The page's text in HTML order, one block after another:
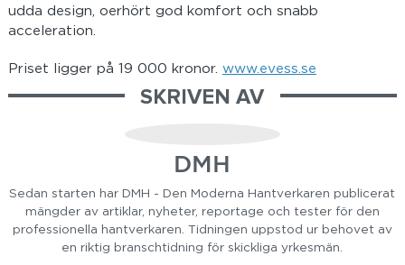
udda design, oerhört god komfort och snabb
acceleration.
Priset ligger på 19 000 kronor. www.evess.se
SKRIVEN AV
DMH
Sedan starten har DMH - Den Moderna Hantverkaren publicerat
mängder av artiklar, nyheter, reportage och tester för den
professionella hantverkaren. Tidningen uppstod ur behovet av
en riktig branschtidning för skickliga yrkesmän.